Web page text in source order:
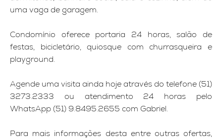
uma vaga de garagem.
Condomínio oferece portaria 24 horas, salão de
festas, bicicletário, quiosque com churrasqueira e
playground.
Agende uma visita ainda hoje através do telefone (51)
3273.2333 ou atendimento 24 horas pelo
WhatsApp (51) 9.8495.2655 com Gabriel.
Para mais informações desta entre outras ofertas,